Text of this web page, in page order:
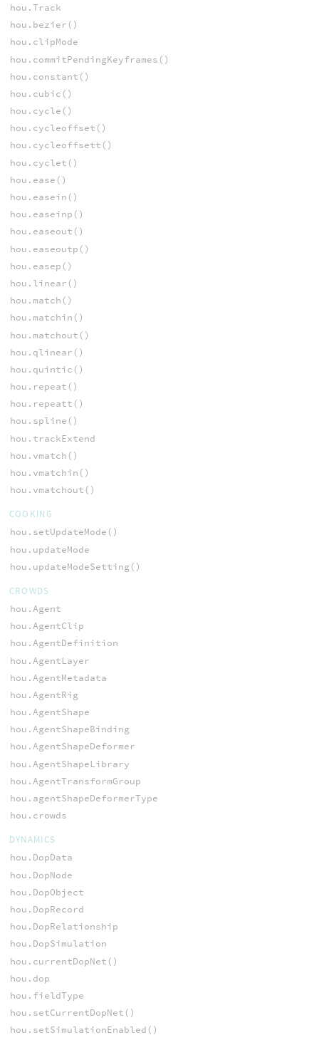
hou.Track
hou.bezier()
hou.clipMode
hou.commitPendingKeyframes()
hou.constant()
hou.cubic()
hou.cycle()
hou.cycleoffset()
hou.cycleoffsett()
hou.cyclet()
hou.ease()
hou.easein()
hou.easeinp()
hou.easeout()
hou.easeoutp()
hou.easep()
hou.linear()
hou.match()
hou.matchin()
hou.matchout()
hou.qlinear()
hou.quintic()
hou.repeat()
hou.repeatt()
hou.spline()
hou.trackExtend
hou.vmatch()
hou.vmatchin()
hou.vmatchout()
COOKING
hou.setUpdateMode()
hou.updateMode
hou.updateModeSetting()
CROWDS
hou.Agent
hou.AgentClip
hou.AgentDefinition
hou.AgentLayer
hou.AgentMetadata
hou.AgentRig
hou.AgentShape
hou.AgentShapeBinding
hou.AgentShapeDeformer
hou.AgentShapeLibrary
hou.AgentTransformGroup
hou.agentShapeDeformerType
hou.crowds
DYNAMICS
hou.DopData
hou.DopNode
hou.DopObject
hou.DopRecord
hou.DopRelationship
hou.DopSimulation
hou.currentDopNet()
hou.dop
hou.fieldType
hou.setCurrentDopNet()
hou.setSimulationEnabled()